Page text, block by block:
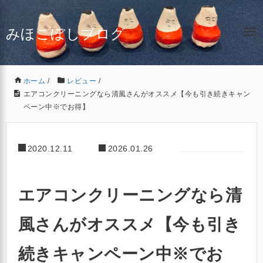
みほこぼしブログ
ホーム / レビュー /
エアコンクリーニングなら清風さんがオススメ【今も引き続きキャン
ペーン中※でお得】
2020.12.11 2026.01.26
エアコンクリーニングなら清
風さんがオススメ【今も引き
続きキャンペーン中※でお